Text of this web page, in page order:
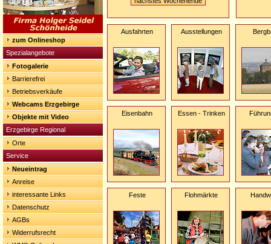
zum Onlineshop
Spezialangebote
Fotogalerie
Barrierefrei
Betriebsverkäufe
Webcams Erzgebirge
Objekte mit Video
Erzgebirge Regional
Orte
Service
Neueintrag
Anreise
interessante Links
Datenschutz
AGBs
Widerrufsrecht
Ausfahrten Ausstellungen
Eisenbahn Essen - Trinken
Feste Flohmärkte